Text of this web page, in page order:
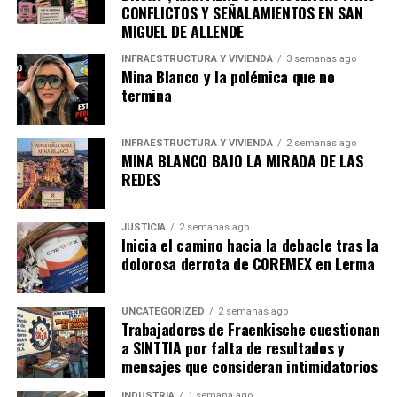
CONFLICTOS Y SEÑALAMIENTOS EN SAN
MIGUEL DE ALLENDE
INFRAESTRUCTURA Y VIVIENDA 3 semanas ago
Mina Blanco y la polémica que no
termina
INFRAESTRUCTURA Y VIVIENDA 2 semanas ago
MINA BLANCO BAJO LA MIRADA DE LAS
REDES
JUSTICIA 2 semanas ago
Inicia el camino hacia la debacle tras la
dolorosa derrota de COREMEX en Lerma
UNCATEGORIZED 2 semanas ago
Trabajadores de Fraenkische cuestionan
a SINTTIA por falta de resultados y
mensajes que consideran intimidatorios